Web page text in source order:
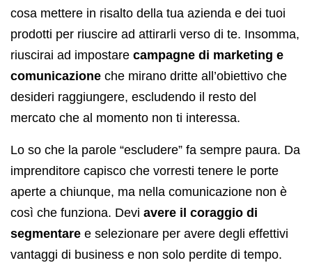
cosa mettere in risalto della tua azienda e dei tuoi
prodotti per riuscire ad attirarli verso di te. Insomma,
riuscirai ad impostare campagne di marketing e
comunicazione che mirano dritte all’obiettivo che
desideri raggiungere, escludendo il resto del
mercato che al momento non ti interessa.
Lo so che la parole “escludere” fa sempre paura. Da
imprenditore capisco che vorresti tenere le porte
aperte a chiunque, ma nella comunicazione non è
così che funziona. Devi avere il coraggio di
segmentare e selezionare per avere degli effettivi
vantaggi di business e non solo perdite di tempo.